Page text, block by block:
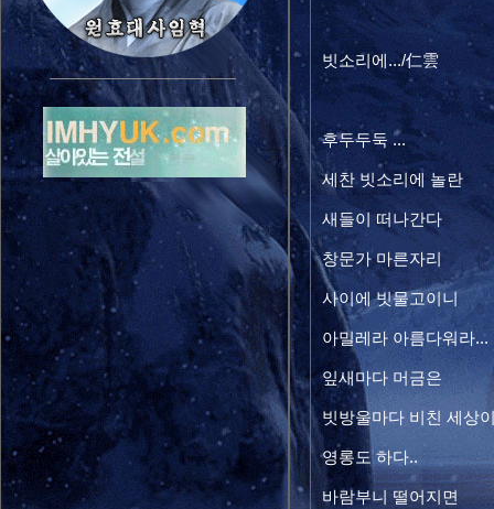
빗소리에.../仁雲
후두두둑 ...
세찬 빗소리에 놀란
새들이 떠나간다
창문가 마른자리
사이에 빗물고이니
아밀레라 아름다워라...
잎새마다 머금은
빗방울마다 비친 세상
영롱도 하다..
바람부니 떨어지면